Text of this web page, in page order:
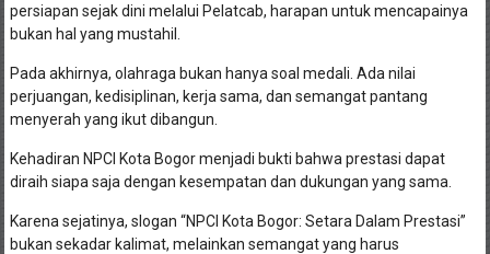
persiapan sejak dini melalui Pelatcab, harapan untuk mencapainya
bukan hal yang mustahil.
Pada akhirnya, olahraga bukan hanya soal medali. Ada nilai
perjuangan, kedisiplinan, kerja sama, dan semangat pantang
menyerah yang ikut dibangun.
Kehadiran NPCI Kota Bogor menjadi bukti bahwa prestasi dapat
diraih siapa saja dengan kesempatan dan dukungan yang sama.
Karena sejatinya, slogan “NPCI Kota Bogor: Setara Dalam Prestasi”
bukan sekadar kalimat, melainkan semangat yang harus